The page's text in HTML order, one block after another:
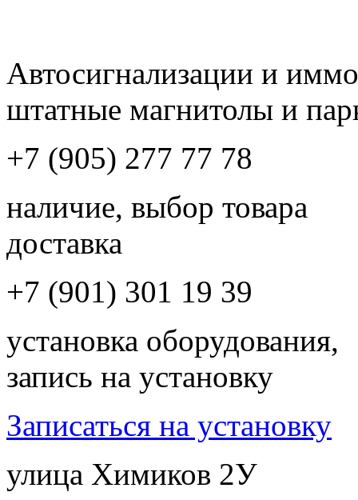
Автосигнализации и
штатные магнитолы и
+7 (905) 277 77 78
наличие, выбор товара
доставка
+7 (901) 301 19 39
установка оборудования,
запись на установку
Записаться на установку
улица Химиков 2У